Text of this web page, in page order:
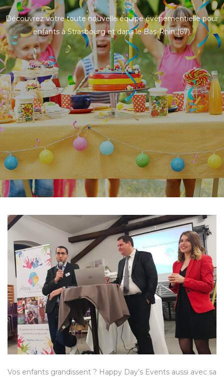
Découvrez votre toute nouvelle équipe événementielle pour
enfants à Strasbourg et dans le Bas-Rhin (67).
Vos enfants grandissent ? Happy Day’s Events aussi avec sa